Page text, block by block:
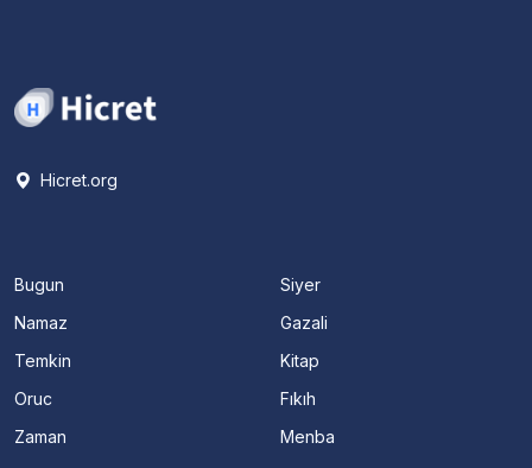
Hicret.org
Bugun
Namaz
Temkin
Oruc
Zaman
Siyer
Gazali
Kitap
Fıkıh
Menba